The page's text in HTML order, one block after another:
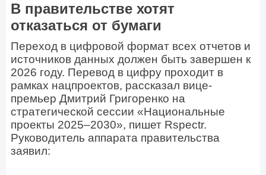
В правительстве хотят
отказаться от бумаги
Переход в цифровой формат всех отчетов и
источников данных должен быть завершен к
2026 году. Перевод в цифру проходит в
рамках нацпроектов, рассказал вице-
премьер Дмитрий Григоренко на
стратегической сессии «Национальные
проекты 2025–2030», пишет Rspectr.
Руководитель аппарата правительства
заявил: